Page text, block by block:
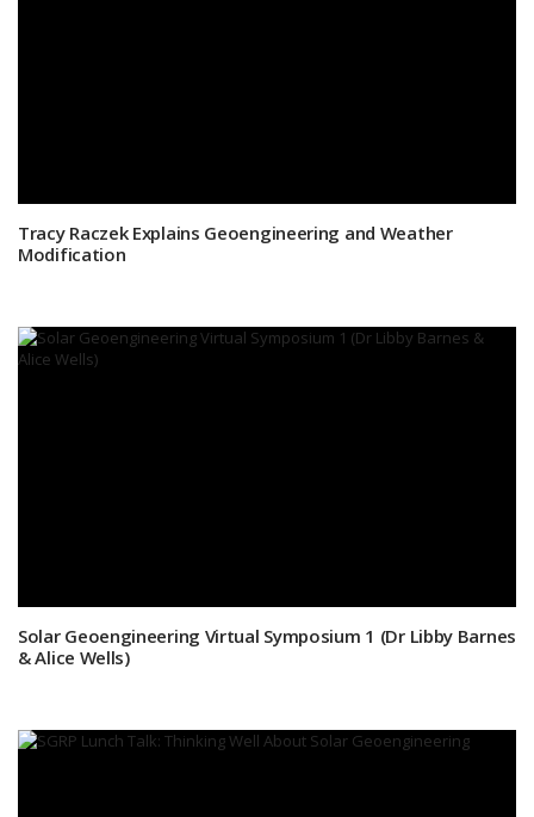
Tracy Raczek Explains Geoengineering and Weather
Modification
Solar Geoengineering Virtual Symposium 1 (Dr Libby Barnes
& Alice Wells)